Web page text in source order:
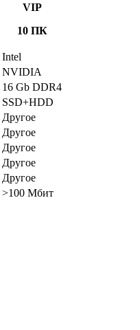
VIP
10 ПК
Intel
NVIDIA
16 Gb DDR4
SSD+HDD
Другое
Другое
Другое
Другое
Другое
>100 Мбит